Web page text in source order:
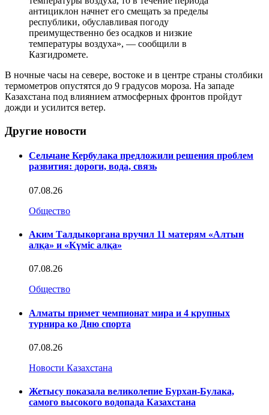
антициклон начнет его смещать за пределы
республики, обуславливая погоду
преимущественно без осадков и низкие
температуры воздуха», — сообщили в
Казгидромете.
В ночные часы на севере, востоке и в центре страны столбики
термометров опустятся до 9 градусов мороза. На западе
Казахстана под влиянием атмосферных фронтов пройдут
дожди и усилится ветер.
Другие новости
Сельчане Кербулака предложили решения проблем
развития: дороги, вода, связь
07.08.26
Общество
Аким Талдыкоргана вручил 11 матерям «Алтын
алқа» и «Күміс алқа»
07.08.26
Общество
Алматы примет чемпионат мира и 4 крупных
турнира ко Дню спорта
07.08.26
Новости Казахстана
Жетысу показала великолепие Бурхан-Булака,
самого высокого водопада Казахстана